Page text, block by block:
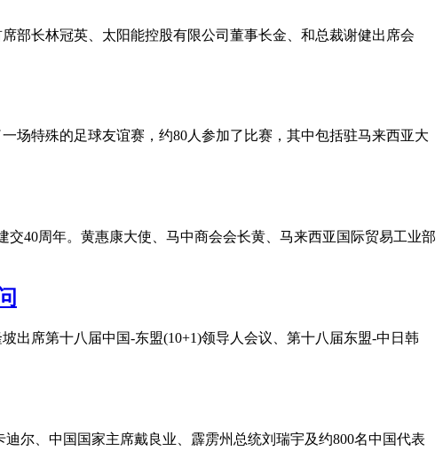
部长林冠英、太阳能控股有限公司董事长金、和总裁谢健出席会
场特殊的足球友谊赛，约80人参加了比赛，其中包括驻马来西亚大
40周年。黄惠康大使、马中商会会长黄、马来西亚国际贸易工业部
出席第十八届中国-东盟(10+1)领导人会议、第十八届东盟-中日韩
尔、中国国家主席戴良业、霹雳州总统刘瑞宇及约800名中国代表